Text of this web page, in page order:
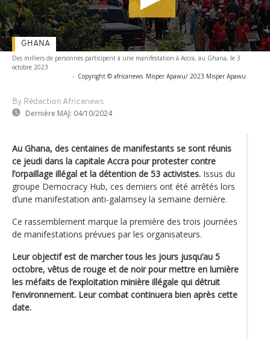
Des milliers de personnes participent à une manifestation à Accra, au Ghana, le 3
octobre 2023
- Copyright © africanews Misper Apawu/ 2023 Misper Apawu
By Rédaction Africanews
Dernière MAJ: 04/10/2024
GHANA
Au Ghana, des centaines de manifestants se sont réunis
ce jeudi dans la capitale Accra pour protester contre
l’orpaillage illégal et la détention de 53 activistes. Issus du
groupe Democracy Hub, ces derniers ont été arrêtés lors
d’une manifestation anti-galamsey la semaine dernière.
Ce rassemblement marque la première des trois journées
de manifestations prévues par les organisateurs.
Leur objectif est de marcher tous les jours jusqu’au 5
octobre, vêtus de rouge et de noir pour mettre en lumière
les méfaits de l’exploitation minière illégale qui détruit
l’environnement. Leur combat continuera bien après cette
date.